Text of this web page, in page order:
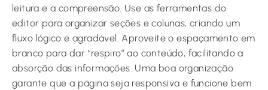
leitura e a compreensão. Use as ferramentas do
editor para organizar seções e colunas, criando um
fluxo lógico e agradável. Aproveite o espaçamento em
branco para dar “respiro” ao conteúdo, facilitando a
absorção das informações. Uma boa organização
garante que a página seja responsiva e funcione bem